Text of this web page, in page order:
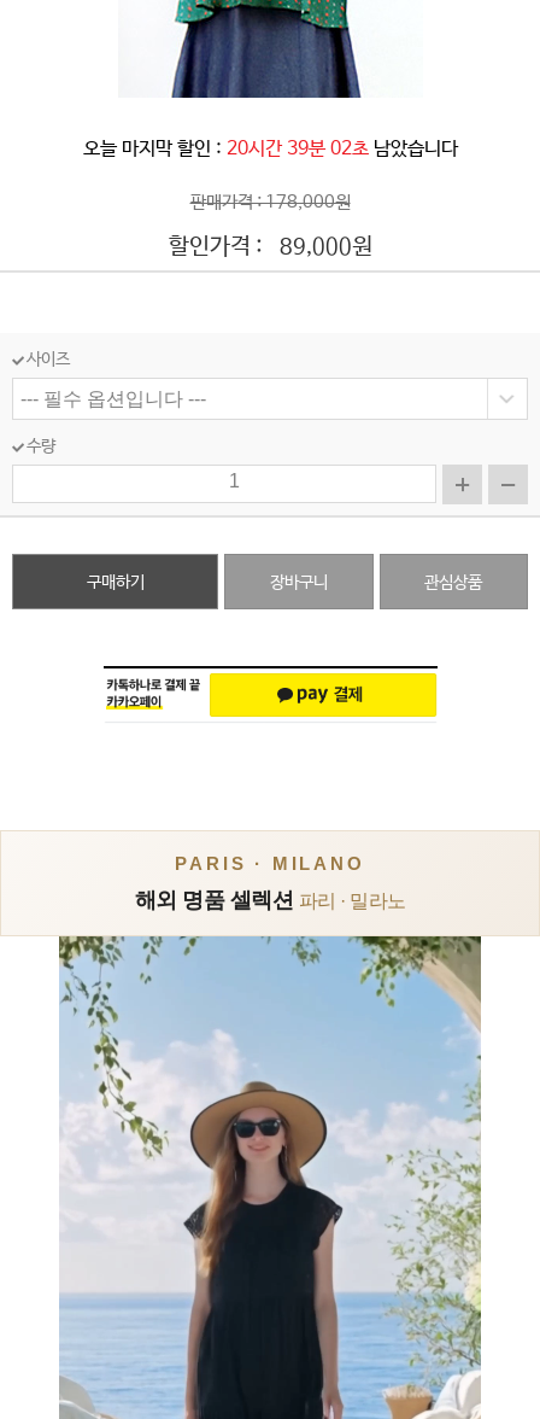
오늘 마지막 할인 : 20시간 38분 59초 남았습니다
판매가격 : 178,000원
할인가격 : 89,000원
사이즈
수량
구매하기 장바구니 관심상품
PARIS · MILANO
해외 명품 셀렉션 파리 · 밀라노